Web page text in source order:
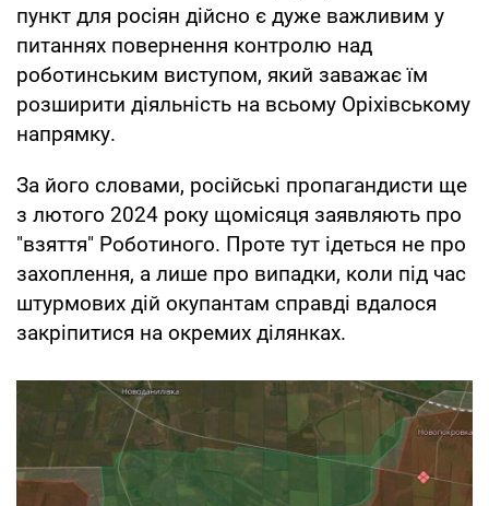
пункт для росіян дійсно є дуже важливим у
питаннях повернення контролю над
роботинським виступом, який заважає їм
розширити діяльність на всьому Оріхівському
напрямку.
За його словами, російські пропагандисти ще
з лютого 2024 року щомісяця заявляють про
"взяття" Роботиного. Проте тут ідеться не про
захоплення, а лише про випадки, коли під час
штурмових дій окупантам справді вдалося
закріпитися на окремих ділянках.